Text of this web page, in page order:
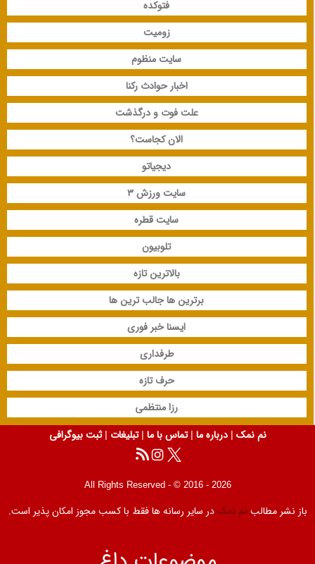
فتوکده
زومیت
سایت منظوم
اخبار حوادث رکنا
علت فوت و درگذشت
الان کجاست؟
دیجیاتو
سایت ورزش 3
سایت قطره
تلوبیون
بالاترین تازه
برترین ها جالب ترین ها
ایسنا خبر فوری
طرفداری
حرف تازه
رزا منتظمی
نم نمک | درباره ما | تماس با ما | تبلیغات | ثبت بیوگرافی
All Rights Reserved - © 2016 - 2026
باز نشر مطالبنم نمکدر سایر رسانه ها فقط با کسب مجوز امکان پذیر است.